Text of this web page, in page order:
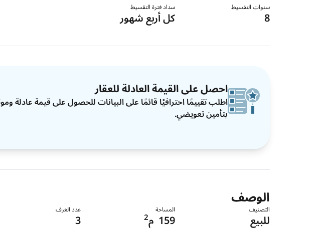
سنوات التقسيط
8
سداد فترة التقسيط
كل أربع شهور
احصل على القيمة العادلة للعقار
اطلب تقييمًا احترافيًا قائمًا على البيانات للحصول على قيمة عادلة
بتأمين تعويضي.
الوصف
التصنيف
للبيع
المساحة
159 م2 عدد الغرف
3